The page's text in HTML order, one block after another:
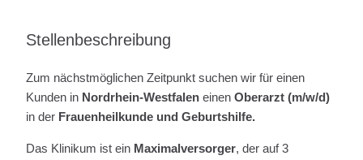
Stellenbeschreibung
Zum nächstmöglichen Zeitpunkt suchen wir für einen
Kunden in Nordrhein-Westfalen einen Oberarzt (m/w/d)
in der Frauenheilkunde und Geburtshilfe.
Das Klinikum ist ein Maximalversorger, der auf 3